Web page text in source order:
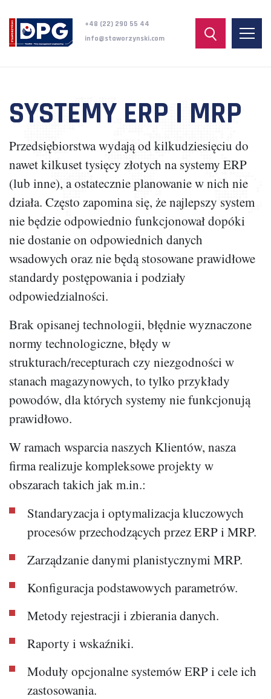
+48 (22) 290 55 44
info@staworzynski.com
SYSTEMY ERP I MRP
Przedsiębiorstwa wydają od kilkudziesięciu do
nawet kilkuset tysięcy złotych na systemy ERP
(lub inne), a ostatecznie planowanie w nich nie
działa. Często zapomina się, że najlepszy system
nie będzie odpowiednio funkcjonował dopóki
nie dostanie on odpowiednich danych
wsadowych oraz nie będą stosowane prawidłowe
standardy postępowania i podziały
odpowiedzialności.
Brak opisanej technologii, błędnie wyznaczone
normy technologiczne, błędy w
strukturach/recepturach czy niezgodności w
stanach magazynowych, to tylko przykłady
powodów, dla których systemy nie funkcjonują
prawidłowo.
W ramach wsparcia naszych Klientów, nasza
firma realizuje kompleksowe projekty w
obszarach takich jak m.in.:
Standaryzacja i optymalizacja kluczowych
procesów przechodzących przez ERP i MRP.
Zarządzanie danymi planistycznymi MRP.
Konfiguracja podstawowych parametrów.
Metody rejestracji i zbierania danych.
Raporty i wskaźniki.
Moduły opcjonalne systemów ERP i cele ich
zastosowania.